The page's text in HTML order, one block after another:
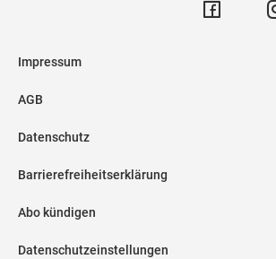
Impressum
AGB
Datenschutz
Barrierefreiheitserklärung
Abo kündigen
Datenschutzeinstellungen